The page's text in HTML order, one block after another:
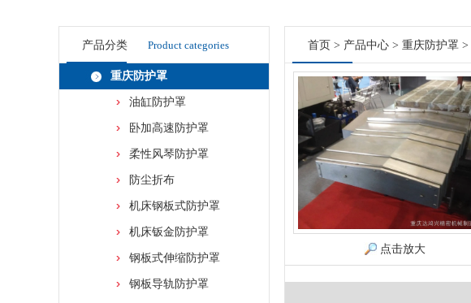
产品分类 Product categories
重庆防护罩
油缸防护罩
卧加高速防护罩
柔性风琴防护罩
防尘折布
机床钢板式防护罩
机床钣金防护罩
钢板式伸缩防护罩
钢板导轨防护罩
首页 > 产品中心 > 重庆防护罩 >
点击放大